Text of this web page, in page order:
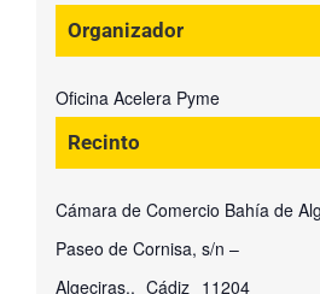
Recinto
Cámara de Comercio Bahía de
Paseo de Cornisa, s/n –
Algeciras., Cádiz 11204
Organizador
Oficina Acelera Pyme